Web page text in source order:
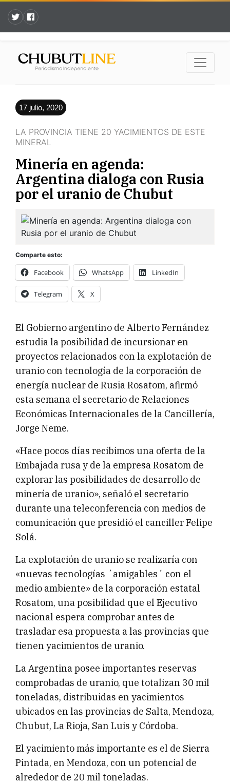
17 julio, 2020
LA PROVINCIA TIENE 20 YACIMIENTOS DE ESTE
MINERAL
Minería en agenda:
Argentina dialoga con Rusia
por el uranio de Chubut
Comparte esto:
Facebook WhatsApp LinkedIn
Telegram X
El Gobierno argentino de Alberto Fernández
estudia la posibilidad de incursionar en
proyectos relacionados con la explotación de
uranio con tecnología de la corporación de
energía nuclear de Rusia Rosatom, afirmó
esta semana el secretario de Relaciones
Económicas Internacionales de la Cancillería,
Jorge Neme.
«Hace pocos días recibimos una oferta de la
Embajada rusa y de la empresa Rosatom de
explorar las posibilidades de desarrollo de
minería de uranio», señaló el secretario
durante una teleconferencia con medios de
comunicación que presidió el canciller Felipe
Solá.
La explotación de uranio se realizaría con
«nuevas tecnologías ´amigables´ con el
medio ambiente» de la corporación estatal
Rosatom, una posibilidad que el Ejecutivo
nacional espera comprobar antes de
trasladar esa propuesta a las provincias que
tienen yacimientos de uranio.
La Argentina posee importantes reservas
comprobadas de uranio, que totalizan 30 mil
toneladas, distribuidas en yacimientos
ubicados en las provincias de Salta, Mendoza,
Chubut, La Rioja, San Luis y Córdoba.
El yacimiento más importante es el de Sierra
Pintada, en Mendoza, con un potencial de
alrededor de 20 mil toneladas.